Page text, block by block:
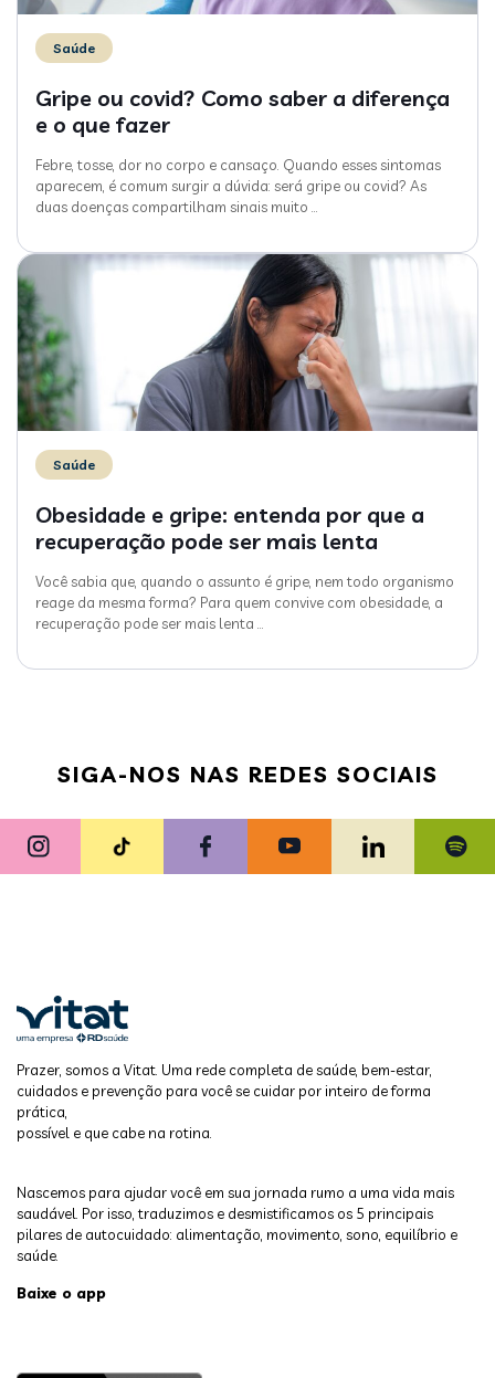
Saúde
Gripe ou covid? Como saber a diferença
e o que fazer
Febre, tosse, dor no corpo e cansaço. Quando esses sintomas
aparecem, é comum surgir a dúvida: será gripe ou covid? As
duas doenças compartilham sinais muito
Saúde
Obesidade e gripe: entenda por que a
recuperação pode ser mais lenta
Você sabia que, quando o assunto é gripe, nem todo organismo
reage da mesma forma? Para quem convive com obesidade, a
recuperação pode ser mais lenta
SIGA-NOS NAS REDES SOCIAIS
Prazer, somos a Vitat. Uma rede completa de saúde, bem-estar,
cuidados e prevenção para você se cuidar por inteiro de forma
prática,
possível e que cabe na rotina.
Nascemos para ajudar você em sua jornada rumo a uma vida mais
saudável. Por isso, traduzimos e desmistificamos os 5 principais
pilares de autocuidado: alimentação, movimento, sono, equilíbrio e
saúde.
Baixe o app